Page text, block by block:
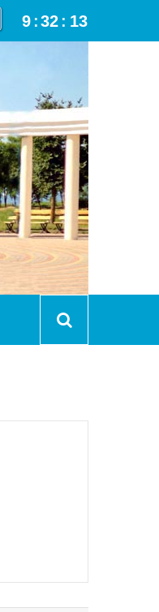
9 :32 : 14